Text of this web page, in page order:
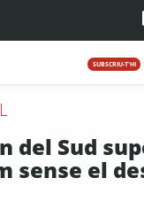
SUBSCRIU-T'HI
del Sud
sense el